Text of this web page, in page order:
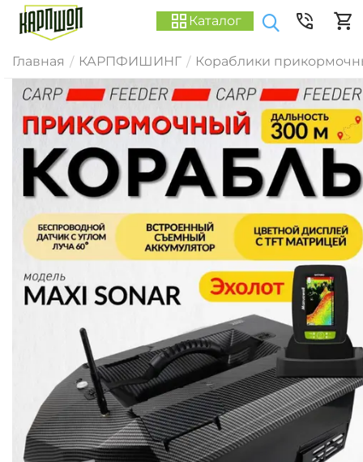
Каталог
Главная / КАРПФИШИНГ / Кораблики